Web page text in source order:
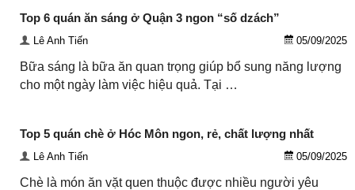
Top 6 quán ăn sáng ở Quận 3 ngon “số dzách”
Lê Anh Tiến 05/09/2025
Bữa sáng là bữa ăn quan trọng giúp bổ sung năng lượng
cho một ngày làm việc hiệu quả. Tại …
Top 5 quán chè ở Hóc Môn ngon, rẻ, chất lượng nhất
Lê Anh Tiến 05/09/2025
Chè là món ăn vặt quen thuộc được nhiều người yêu